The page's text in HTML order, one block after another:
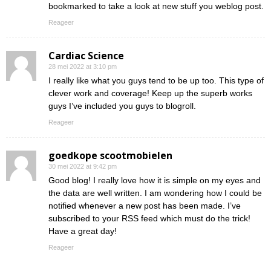
bookmarked to take a look at new stuff you weblog post.
Reageer
Cardiac Science
28 mei 2022 at 3:10 pm
I really like what you guys tend to be up too. This type of
clever work and coverage! Keep up the superb works
guys I’ve included you guys to blogroll.
Reageer
goedkope scootmobielen
30 mei 2022 at 9:42 pm
Good blog! I really love how it is simple on my eyes and
the data are well written. I am wondering how I could be
notified whenever a new post has been made. I’ve
subscribed to your RSS feed which must do the trick!
Have a great day!
Reageer